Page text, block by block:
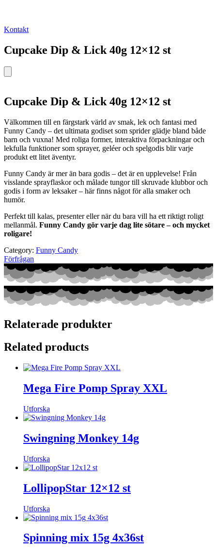
Kontakt
Cupcake Dip & Lick 40g 12×12 st
Cupcake Dip & Lick 40g 12×12 st
Välkommen till en färgstark värld av smak, lek och fantasi med
Funny Candy – det ultimata godiset som sprider glädje bland både
barn och vuxna! Med roliga former, interaktiva förpackningar och
lekfulla funktioner som sprayer, geléer och spelgodis blir varje
produkt ett litet äventyr.
Funny Candy är mer än bara godis – det är en upplevelse! Från
visslande sprayflaskor och målade tungor till skruvade klubbor och
godis i form av leksaker – här finns något för alla smaker och
humör.
Perfekt till kalas, presenter eller när du bara vill ha ett riktigt roligt
mellanmål. Funny Candy gör varje dag lite sötare – och mycket
roligare!
Category: Funny Candy
Förfrågan
Relaterade produkter
Related products
Mega Fire Pomp Spray XXL
Utforska
Swingning Monkey 14g
Utforska
LollipopStar 12×12 st
Utforska
Spinning mix 15g 4x36st